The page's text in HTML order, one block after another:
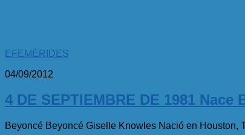
EFEMÉRIDES
04/09/2012
4 DE SEPTIEMBRE DE 1981 Nace
Beyoncé Beyoncé Giselle Knowles Nació en Houston,